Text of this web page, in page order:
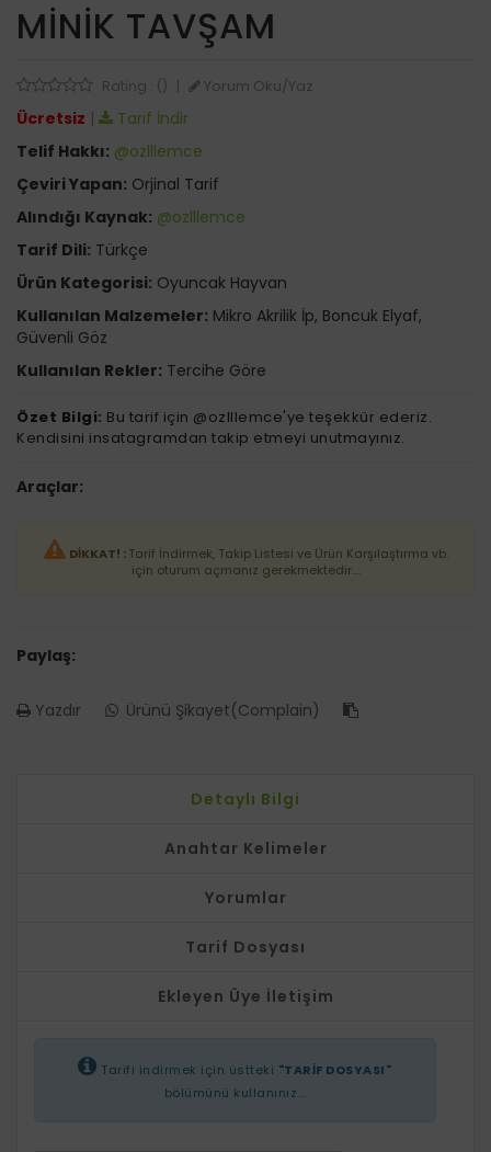
MINIK TAVŞAM
Rating : () Yorum Oku/Yaz
Ücretsiz |
Tarif İndir
Telif Hakkı: @ozlllemce
Çeviri Yapan: Orjinal Tarif
Alındığı Kaynak: @ozlllemce
Tarif Dili: Türkçe
Ürün Kategorisi: Oyuncak Hayvan
Kullanılan Malzemeler: Mikro Akrilik İp, Boncuk Elyaf,
Güvenli Göz
Kullanılan Rekler: Tercihe Göre
Özet Bilgi: Bu tarif için @ozlllemce'ye teşekkür ederiz.
Kendisini insatagramdan takip etmeyi unutmayınız.
Araçlar:
DİKKAT! :Tarif İndirmek, Takip Listesi ve Ürün Karşılaştırma vb.
için oturum açmanız gerekmektedir....
Paylaş:
Yazdır Ürünü Şikayet(Complain)
Detaylı Bilgi
Anahtar Kelimeler
Yorumlar
Tarif Dosyası
Ekleyen Üye İletişim
Tarifi indirmek için üstteki "TARİF DOSYASI"
bölümünü kullanınız...